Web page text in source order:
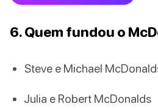
6. Quem fundou o
Steve e Michael
Julia e Robert McDonalds